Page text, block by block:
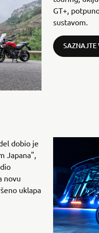
GT+,
sustavom.
SAZNAJTE
dobio je
Japana",
novu
uklapa